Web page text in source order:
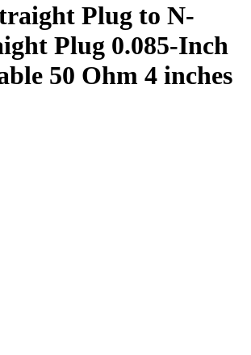
Plug to N-
Plug 0.085-Inch
50 Ohm 4 inches